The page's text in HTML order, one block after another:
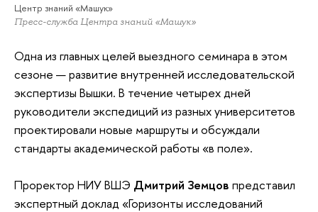
Центр знаний «Машук»
Пресс-служба Центра знаний «Машук»
Одна из главных целей выездного семинара в этом
сезоне — развитие внутренней исследовательской
экспертизы Вышки. В течение четырех дней
руководители экспедиций из разных университетов
проектировали новые маршруты и обсуждали
стандарты академической работы «в поле».
Проректор НИУ ВШЭ Дмитрий Земцов представил
экспертный доклад «Горизонты исследований